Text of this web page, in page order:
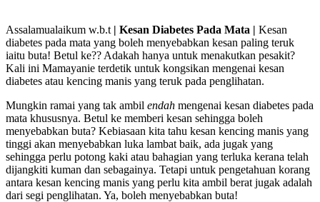
Assalamualaikum w.b.t | Kesan Diabetes Pada Mata | Kesan
diabetes pada mata yang boleh menyebabkan kesan paling teruk
iaitu buta! Betul ke?? Adakah hanya untuk menakutkan pesakit?
Kali ini Mamayanie terdetik untuk kongsikan mengenai kesan
diabetes atau kencing manis yang teruk pada penglihatan.
Mungkin ramai yang tak ambil endah mengenai kesan diabetes pada
mata khususnya. Betul ke memberi kesan sehingga boleh
menyebabkan buta? Kebiasaan kita tahu kesan kencing manis yang
tinggi akan menyebabkan luka lambat baik, ada jugak yang
sehingga perlu potong kaki atau bahagian yang terluka kerana telah
dijangkiti kuman dan sebagainya. Tetapi untuk pengetahuan korang
antara kesan kencing manis yang perlu kita ambil berat jugak adalah
dari segi penglihatan. Ya, boleh menyebabkan buta!